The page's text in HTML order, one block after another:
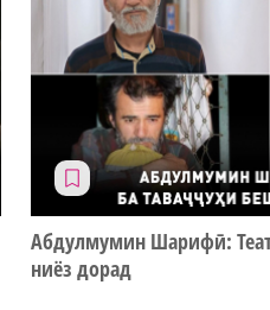
Абдулмумин Шарифӣ:
ниёз дорад